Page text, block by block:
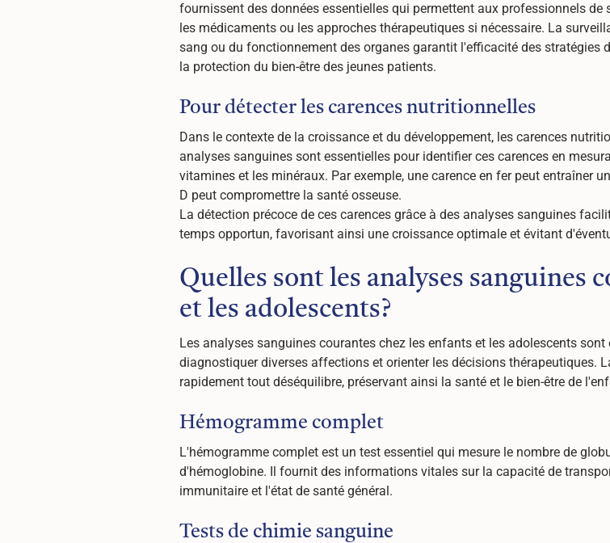
fournissent des données essentielles qui permettent aux professionnels
les médicaments ou les approches thérapeutiques si nécessaire. La
sang ou du fonctionnement des organes garantit l'efficacité des stratégies
la protection du bien-être des jeunes patients.
Pour détecter les carences nutritionnelles
Dans le contexte de la croissance et du développement, les carences
analyses sanguines sont essentielles pour identifier ces carences en
vitamines et les minéraux. Par exemple, une carence en fer peut entraîner
D peut compromettre la santé osseuse.
La détection précoce de ces carences grâce à des analyses sanguines
temps opportun, favorisant ainsi une croissance optimale et évitant
Quelles sont les analyses sanguines
et les adolescents?
Les analyses sanguines courantes chez les enfants et les adolescents
diagnostiquer diverses affections et orienter les décisions thérapeutiques.
rapidement tout déséquilibre, préservant ainsi la santé et le bien-être de
Hémogramme complet
L'hémogramme complet est un test essentiel qui mesure le nombre de
d'hémoglobine. Il fournit des informations vitales sur la capacité de
immunitaire et l'état de santé général.
Tests de chimie sanguine